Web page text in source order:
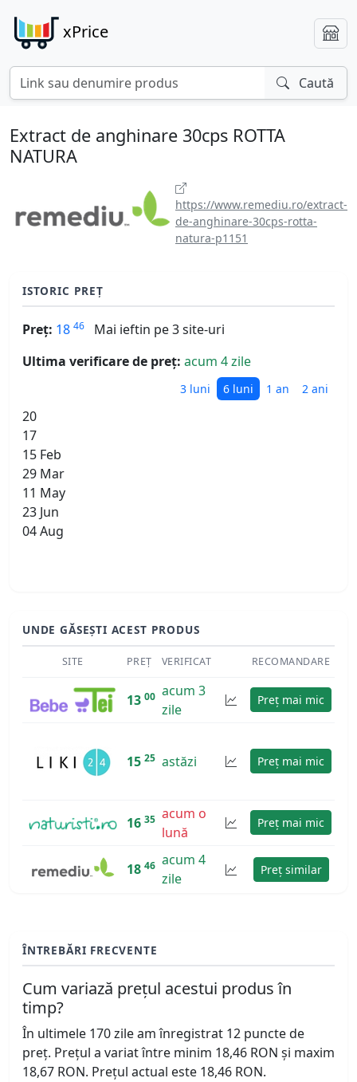
xPrice
Caută
Extract de anghinare 30cps ROTTA
NATURA
https://www.remediu.ro/extract-
de-anghinare-30cps-rotta-
natura-p1151
ISTORIC PREȚ
Preț: 18 46
Mai ieftin pe 3 site-uri
Ultima verificare de preț: acum 4 zile
3 luni 6 luni 1 an 2 ani
20
17
15 Feb
29 Mar
11 May
23 Jun
04 Aug
UNDE GĂSEȘTI ACEST PRODUS
SITE PREȚ VERIFICAT RECOMANDARE
13 00 acum 3
zile
Preț mai mic
15 25 astăzi Preț mai mic
16 35 acum o
lună
Preț mai mic
18 46 acum 4
zile
Preț similar
ÎNTREBĂRI FRECVENTE
Cum variază prețul acestui produs în
timp?
În ultimele 170 zile am înregistrat 12 puncte de
preț. Prețul a variat între minim 18,46 RON și maxim
18,67 RON. Prețul actual este 18,46 RON.